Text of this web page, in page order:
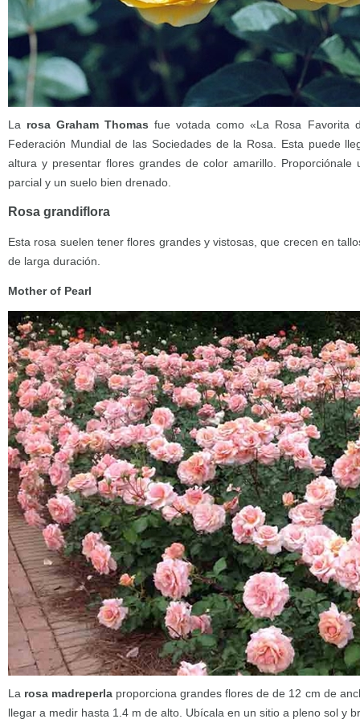
La rosa Graham Thomas fue votada como «La Rosa Favorita
Federación Mundial de las Sociedades de la Rosa. Esta puede
altura y presentar flores grandes de color amarillo.
parcial y un suelo bien drenado.
Rosa grandiflora
Esta rosa suelen tener flores grandes y vistosas, que crecen en
de larga duración.
Mother of Pearl
La rosa madreperla proporciona grandes flores de de 12 cm de
llegar a medir hasta 1.4 m de alto. Ubícala en un sitio a pleno sol y